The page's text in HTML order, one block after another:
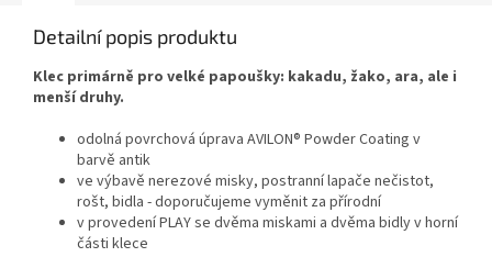
Detailní popis produktu
Klec primárně pro velké papoušky: kakadu, žako, ara, ale i
menší druhy.
odolná povrchová úprava AVILON® Powder Coating v
barvě antik
ve výbavě nerezové misky, postranní lapače nečistot,
rošt, bidla - doporučujeme vyměnit za přírodní
v provedení PLAY se dvěma miskami a dvěma bidly v horní
části klece